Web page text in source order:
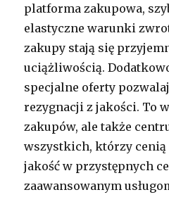
platforma zakupowa,
elastyczne warunki
zakupy stają się
uciążliwością.
specjalne oferty
rezygnacji z jakości. To
zakupów, ale także
wszystkich, którzy cenią
jakość w przystępnych
zaawansowanym